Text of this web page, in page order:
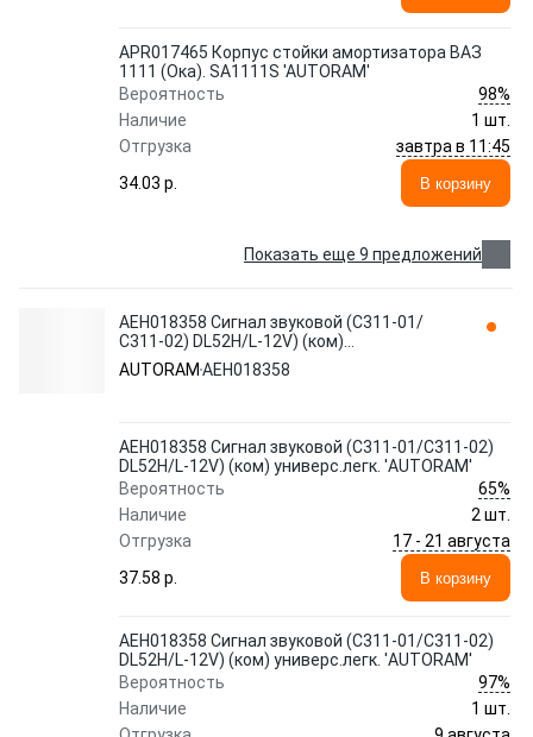
АPR017465 Корпус стойки амортизатора ВАЗ
1111 (Ока). SA1111S 'AUTORAM'
Вероятность
98%
Наличие
1 шт.
Отгрузка
завтра в 11:45
34.03 p.
В корзину
Показать еще 9 предложений
AEH018358 Сигнал звуковой (С311-01/
С311-02) DL52H/L-12V) (ком)
универс.легк. 'AUTORAM'
AUTORAM AEH018358
AEH018358 Сигнал звуковой (С311-01/С311-02)
DL52H/L-12V) (ком) универс.легк. 'AUTORAM'
Вероятность
65%
Наличие
2 шт.
Отгрузка
17 - 21 августа
37.58 p.
В корзину
AEH018358 Сигнал звуковой (С311-01/С311-02)
DL52H/L-12V) (ком) универс.легк. 'AUTORAM'
Вероятность
97%
Наличие
1 шт.